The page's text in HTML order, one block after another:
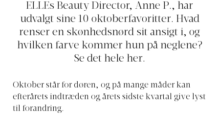
ELLEs Beauty Director, Anne P., har
udvalgt sine 10 oktoberfavoritter. Hvad
renser en skønhedsnørd sit ansigt i, og
hvilken farve kommer hun på neglene?
Se det hele her.
Oktober står for døren, og på mange måder kan
efterårets indtræden og årets sidste kvartal give lyst
til forandring.